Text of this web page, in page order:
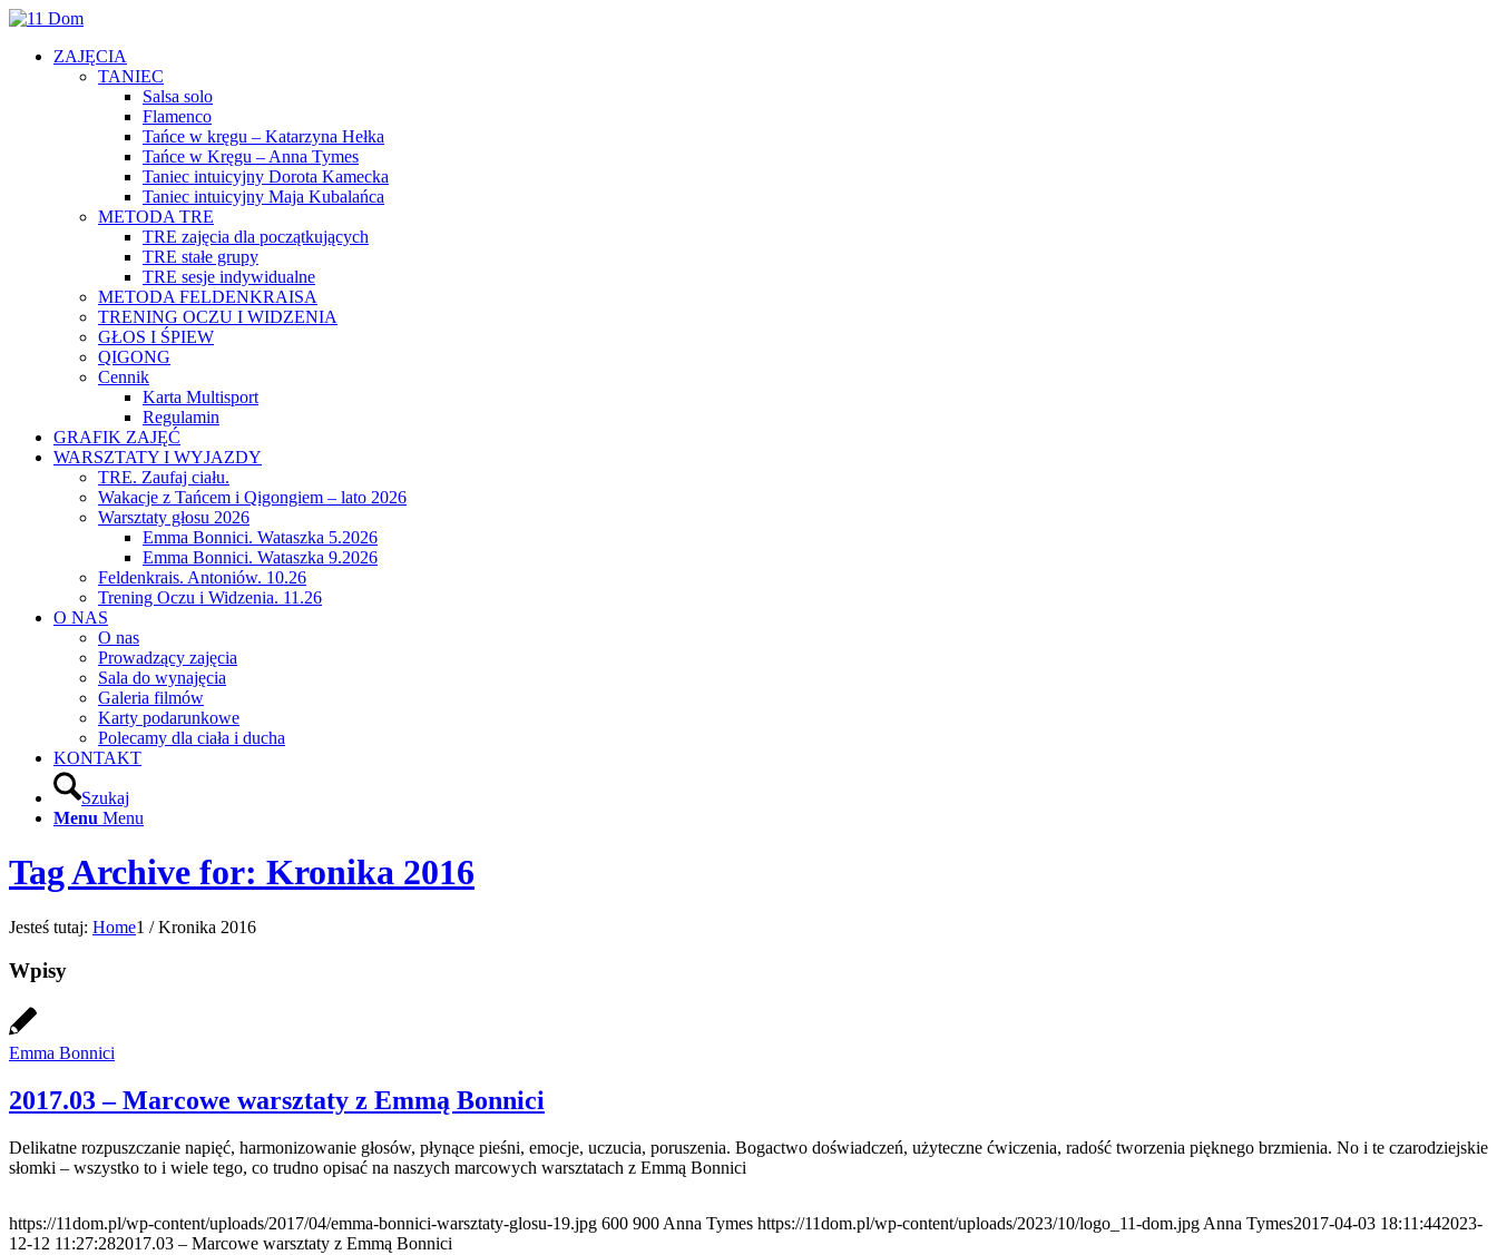
ZAJĘCIA
TANIEC
Salsa solo
Flamenco
Tańce w kręgu – Katarzyna Hełka
Tańce w Kręgu – Anna Tymes
Taniec intuicyjny Dorota Kamecka
Taniec intuicyjny Maja Kubalańca
METODA TRE
TRE zajęcia dla początkujących
TRE stałe grupy
TRE sesje indywidualne
METODA FELDENKRAISA
TRENING OCZU I WIDZENIA
GŁOS I ŚPIEW
QIGONG
Cennik
Karta Multisport
Regulamin
GRAFIK ZAJĘĆ
WARSZTATY I WYJAZDY
TRE. Zaufaj ciału.
Wakacje z Tańcem i Qigongiem – lato 2026
Warsztaty głosu 2026
Emma Bonnici. Wataszka 5.2026
Emma Bonnici. Wataszka 9.2026
Feldenkrais. Antoniów. 10.26
Trening Oczu i Widzenia. 11.26
O NAS
O nas
Prowadzący zajęcia
Sala do wynajęcia
Galeria filmów
Karty podarunkowe
Polecamy dla ciała i ducha
KONTAKT
Szukaj
Menu Menu
Tag Archive for: Kronika 2016
Jesteś tutaj: Home1 / Kronika 2016
Wpisy
Emma Bonnici
2017.03 – Marcowe warsztaty z Emmą Bonnici
Delikatne rozpuszczanie napięć, harmonizowanie głosów, płynące pieśni, emocje, uczucia, poruszenia. Bogactwo doświadczeń, użyteczne ćwiczenia, radość tworzenia pięknego brzmienia. No i te czarodziejskie
słomki – wszystko to i wiele tego, co trudno opisać na naszych marcowych warsztatach z Emmą Bonnici
https://11dom.pl/wp-content/uploads/2017/04/emma-bonnici-warsztaty-glosu-19.jpg 600 900 Anna Tymes https://11dom.pl/wp-content/uploads/2023/10/logo_11-dom.jpg Anna Tymes2017-04-03 18:11:442023-
12-12 11:27:282017.03 – Marcowe warsztaty z Emmą Bonnici